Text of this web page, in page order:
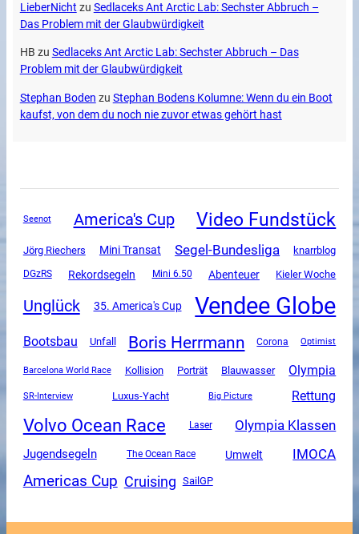
LieberNicht zu Sedlaceks Ant Arctic Lab: Sechster Abbruch –
Das Problem mit der Glaubwürdigkeit
HB zu Sedlaceks Ant Arctic Lab: Sechster Abbruch – Das
Problem mit der Glaubwürdigkeit
Stephan Boden zu Stephan Bodens Kolumne: Wenn du ein Boot
kaufst, von dem du noch nie zuvor etwas gehört hast
Seenot America's Cup Video Fundstück
Jörg Riechers Mini Transat Segel-Bundesliga knarrblog
DGzRS Rekordsegeln Mini 6.50 Abenteuer Kieler Woche
Unglück 35. America's Cup Vendee Globe
Bootsbau Unfall Boris Herrmann Corona Optimist
Barcelona World Race Kollision Porträt Blauwasser Olympia
SR-Interview Luxus-Yacht Big Picture Rettung
Volvo Ocean Race Laser Olympia Klassen
Jugendsegeln The Ocean Race Umwelt IMOCA
Americas Cup Cruising SailGP